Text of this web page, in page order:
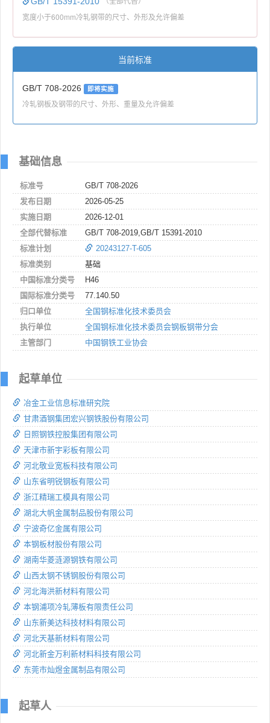
宽度小于600mm冷轧钢带的尺寸、外形及允许偏差
当前标准
GB/T 708-2026 即将实施
冷轧钢板及钢带的尺寸、外形、重量及允许偏差
基础信息
标准号
GB/T 708-2026
发布日期
2026-05-25
实施日期
2026-12-01
全部代替标准
GB/T 708-2019,GB/T 15391-2010
标准计划
20243127-T-605
标准类别
基础
中国标准分类号
H46
国际标准分类号
77.140.50
归口单位
全国钢标准化技术委员会
执行单位
全国钢标准化技术委员会钢板钢带分会
主管部门
中国钢铁工业协会
起草单位
冶金工业信息标准研究院
甘肃酒钢集团宏兴钢铁股份有限公司
日照钢铁控股集团有限公司
天津市新宇彩板有限公司
河北敬业宽板科技有限公司
山东省明锐钢板有限公司
浙江精瑞工模具有限公司
湖北大帆金属制品股份有限公司
宁波奇亿金属有限公司
本钢板材股份有限公司
湖南华菱涟源钢铁有限公司
山西太钢不锈钢股份有限公司
河北海洪新材料有限公司
本钢浦项冷轧薄板有限责任公司
山东新美达科技材料有限公司
河北天基新材料有限公司
河北新金万利新材料科技有限公司
东莞市灿煜金属制品有限公司
起草人